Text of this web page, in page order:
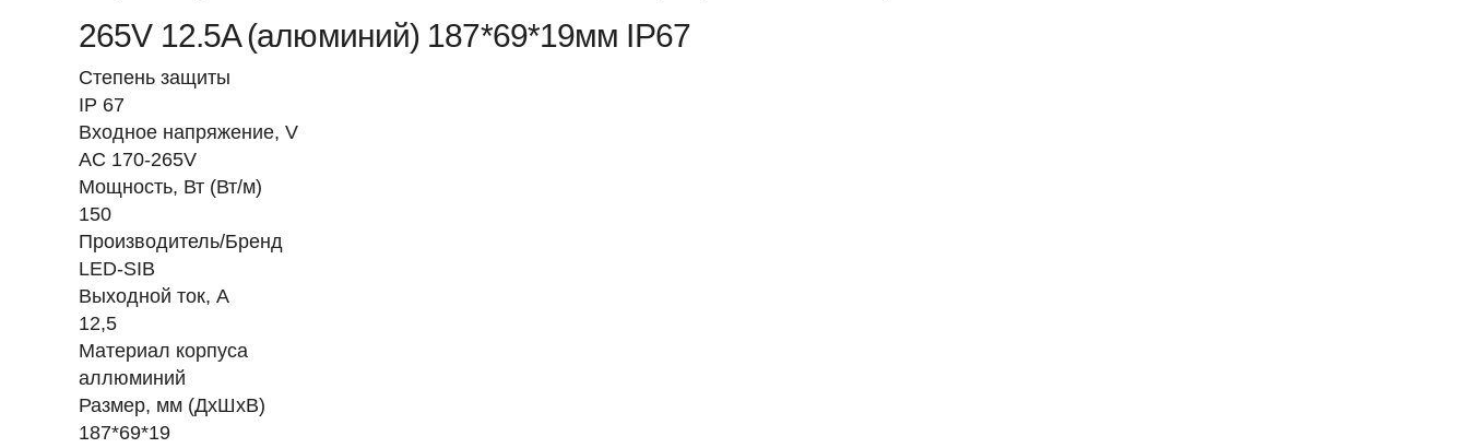
265V 12.5A (алюминий) 187*69*19мм IP67
Степень защиты
IP 67
Входное напряжение, V
AC 170-265V
Мощность, Вт (Вт/м)
150
Производитель/Бренд
LED-SIB
Выходной ток, А
12,5
Материал корпуса
аллюминий
Размер, мм (ДхШхВ)
187*69*19